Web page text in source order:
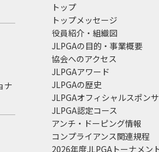
ナ
トップ
トップメッセージ
役員紹介・組織図
JLPGAの目的・事業概要
協会へのアクセス
JLPGAアワード
JLPGAの歴史
JLPGAオフィシャルスポン
JLPGA認定コース
アンチ・ドーピング情報
コンプライアンス関連規程
2026年度JLPGAトーナメン